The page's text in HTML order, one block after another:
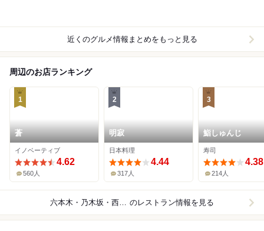
近くのグルメ情報まとめをもっと見る
周辺のお店ランキング
1
蒼
イノベーティブ
4.62
560人
2
明寂
日本料理
4.44
317人
3
鮨しゅんじ
寿司
4.38
214人
六本木・乃木坂・西麻布 のレストラン情報を見る